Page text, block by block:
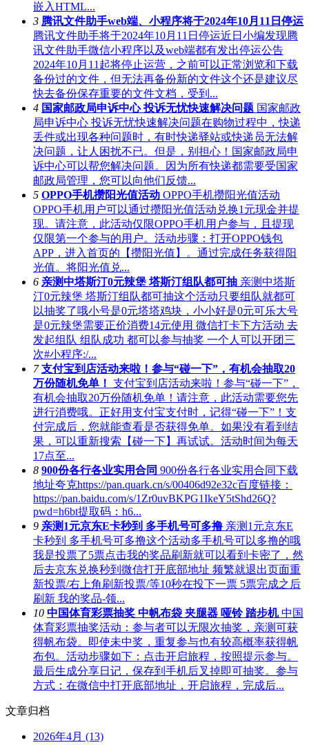
嵌入HTML...
3 腾讯文件助手web端、小程序将于2024年10月11日停运
腾讯文件助手将于2024年10月11日停运近日小编发现腾
讯文件助手微信小程序以及web端都有发出停运公告
2024年10月11起将停止运营，之前可以正常浏览和下载
备份过的文件，但无法再备份新的文件这个还是建议尽
快去备份保存重要的文件文档，受到...
4 国家邮政局申诉中心 投诉无忧快速解决问题 国家邮政
局申诉中心 投诉无忧快速解决问题在购物过程中，快递
丢件或出现各种问题时，有时快递驿站或快递员无法解
决问题，让人困扰不已。但是，别担心！国家邮政局申
诉中心可以帮您解决问题。因为所有快递都需要受国家
邮政局管理，您可以向他们反馈...
5 OPPO手机攒阳光值活动 OPPO手机攒阳光值活动
OPPO手机用户可以通过攒阳光值活动兑换1元现金并提
现。请注意，此活动仅限OPPO手机用户参与，且提现
仅限第一个参与的用户。活动步骤：打开OPPO钱包
APP，进入首页的【攒阳光值】。通过完成任务获得阳
光值。将阳光值兑...
6 亲测中塔斯汀0元辣堡 塔斯汀组队都可抽 亲测中塔斯
汀0元辣堡 塔斯汀组队都可抽这个活动只要组队就都可
以抽奖了哦小号是0元塔塔鸡块，小小好是0元可乐大号
是0元辣堡需要正价消费14元使用 微信打卡下方活动 去
发起组队 组队成功 都可以参与抽奖 一个人可以开团三
次#小程序:/...
7 支付宝到店活动来啦！参与“碰一下”，有机会抽取20
万份随机免单！ 支付宝到店活动来啦！参与“碰一下”，
有机会抽取20万份随机免单！请注意，此活动需要您先
进行消费哦。正好用支付宝支付时，记得“碰一下”！支
付完成后，您就能查看是否获得免单。如果没有看到结
果，可以重新搜索【碰一下】再试试。活动时间为每天
17点至...
8 900份各行各业实用合同 900份各行各业实用合同下载
地址夸克https://pan.quark.cn/s/00406d92e32c百度链接：
https://pan.baidu.com/s/1Zr0uvBKPG1IkeY5tShd26Q?
pwd=h6bt提取码：h6...
9 亲测1元京东E卡秒到 多手机号可多撸 亲测1元京东E
卡秒到 多手机号可多撸这个活动多手机号可以多撸的哦
我是投票了5票点击我的奖品刷新就可以看到卡密了，然
后去京东兑换秒到微信打开底部地址 频繁就退出页面重
新投票/右上角刷新投票/等10秒在投下一票 5票完成之后
刷新 我的奖品-领...
10 中国体育彩票抽奖 中帆布袋 夹腿器 哑铃 踏步机 中国
体育彩票抽奖活动：参与者可以无限次抽奖，亲测可获
得帆布袋。即使未中奖，重复参与也有较高概率获得帆
布包。活动步骤如下：点击开启旅程，按照提示参与。
最后生成分享日记，保存到手机后叉掉即可抽奖。参与
方式：在微信中打开底部地址，开启旅程，完成后...
文章归档
2026年4月 (13)